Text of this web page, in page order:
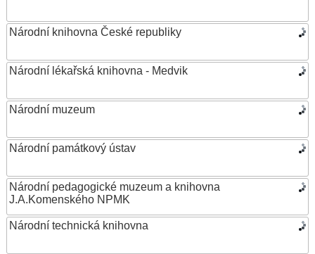
Národní knihovna České republiky
Národní lékařská knihovna - Medvik
Národní muzeum
Národní památkový ústav
Národní pedagogické muzeum a knihovna
J.A.Komenského NPMK
Národní technická knihovna